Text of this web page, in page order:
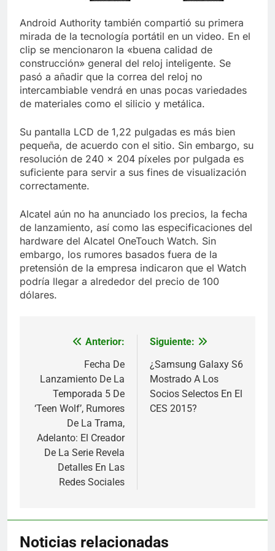
Android Authority también compartió su primera
mirada de la tecnología portátil en un video. En el
clip se mencionaron la «buena calidad de
construcción» general del reloj inteligente. Se
pasó a añadir que la correa del reloj no
intercambiable vendrá en unas pocas variedades
de materiales como el silicio y metálica.
Su pantalla LCD de 1,22 pulgadas es más bien
pequeña, de acuerdo con el sitio. Sin embargo, su
resolución de 240 x 204 píxeles por pulgada es
suficiente para servir a sus fines de visualización
correctamente.
Alcatel aún no ha anunciado los precios, la fecha
de lanzamiento, así como las especificaciones del
hardware del Alcatel OneTouch Watch. Sin
embargo, los rumores basados fuera de la
pretensión de la empresa indicaron que el Watch
podría llegar a alrededor del precio de 100
dólares.
Navegación
entradas
Anterior:
Fecha De
Lanzamiento De La
Temporada 5 De
‘Teen Wolf’, Rumores
De La Trama,
Adelanto: El Creador
De La Serie Revela
Detalles En Las
Redes Sociales
Siguiente:
¿Samsung Galaxy S6
Mostrado A Los
Socios Selectos En El
CES 2015?
Noticias relacionadas